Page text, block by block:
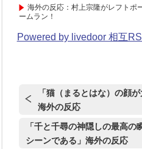
海外の反応：村上宗隆がレフトポ
ームラン！
Powered by livedoor 相互
「猫（まるとはな）の顔
海外の反応
「千と千尋の神隠しの最高
シーンである」海外の反応